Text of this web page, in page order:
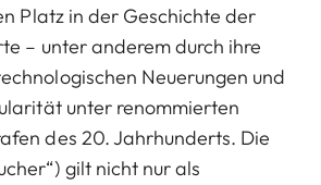
Platz in der Geschichte der
– unter anderem durch ihre
Neuerungen und
unter renommierten
des 20. Jahrhunderts. Die
gilt nicht nur als